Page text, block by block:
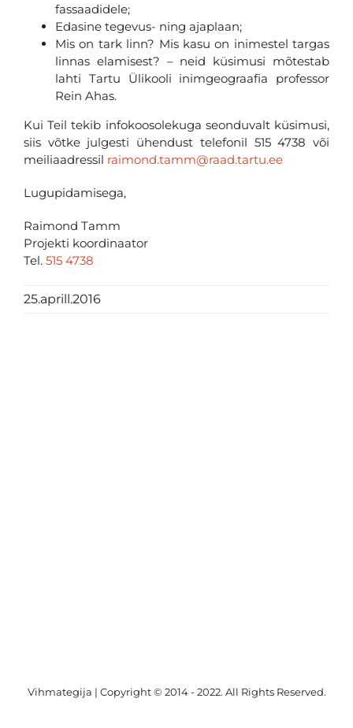
fassaadidele;
Edasine tegevus- ning ajaplaan;
Mis on tark linn? Mis kasu on inimestel targas
linnas elamisest? – neid küsimusi mõtestab
lahti Tartu Ülikooli inimgeograafia professor
Rein Ahas.
Kui Teil tekib infokoosolekuga seonduvalt küsimusi,
siis võtke julgesti ühendust telefonil 515 4738 või
meiliaadressil raimond.tamm@raad.tartu.ee
Lugupidamisega,
Raimond Tamm
Projekti koordinaator
Tel. 515 4738
25.aprill.2016
Vihmategija | Copyright © 2014 - 2022. All Rights Reserved.